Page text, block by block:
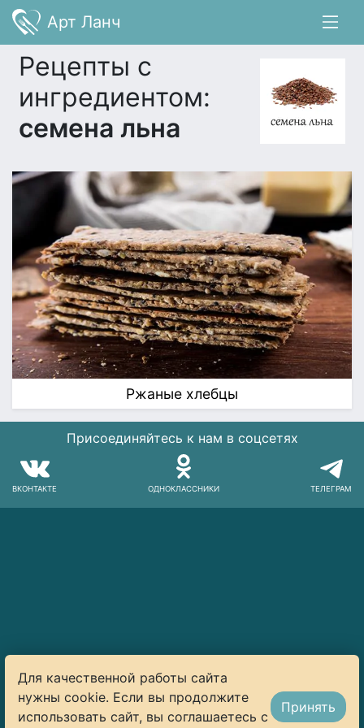
Арт Ланч
Рецепты с
ингредиентом:
семена льна
Ржаные хлебцы
Присоединяйтесь к нам в соцсетях
ВКОНТАКТЕ ОДНОКЛАССНИКИ ТЕЛЕГРАМ
Для качественной работы сайта
нужны cookie. Если вы продолжите
использовать сайт, вы соглашаетесь с
Принять